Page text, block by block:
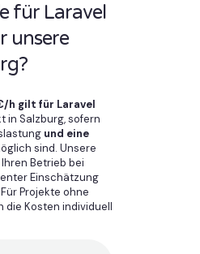
für Laravel
unsere
h gilt für Laravel
in Salzburg, sofern
und eine
sind. Unsere
Betrieb bei
Einschätzung
Projekte ohne
die Kosten individuell